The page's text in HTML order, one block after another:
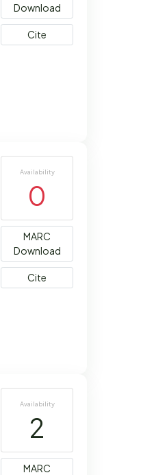
Download
Cite
Availability
0
MARC
Download
Cite
Availability
2
MARC